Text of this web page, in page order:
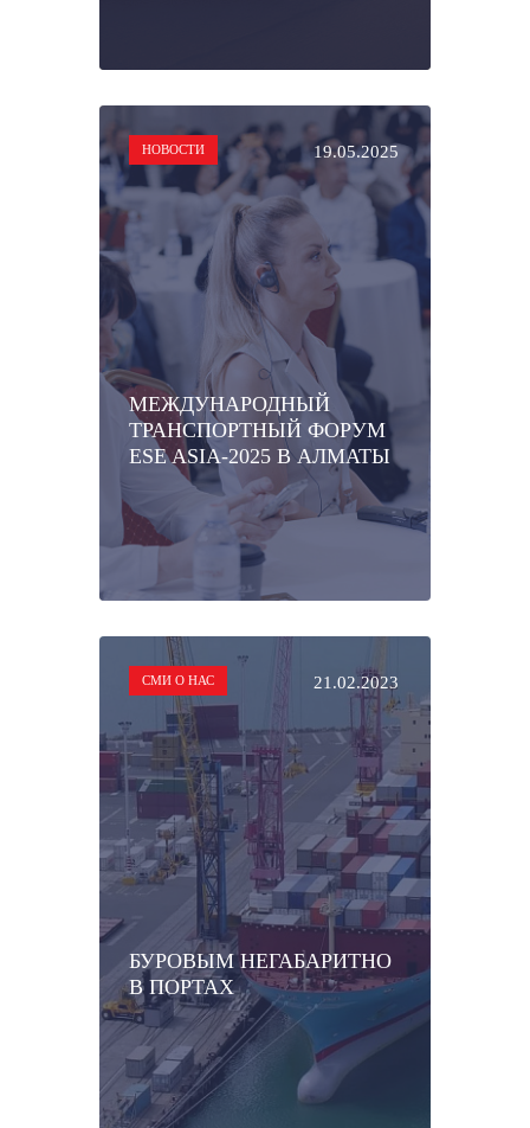
НОВОСТИ 19.05.2025
МЕЖДУНАРОДНЫЙ
ТРАНСПОРТНЫЙ ФОРУМ
ESE ASIA-2025 В АЛМАТЫ
СМИ О НАС 21.02.2023
БУРОВЫМ НЕГАБАРИТНО
В ПОРТАХ